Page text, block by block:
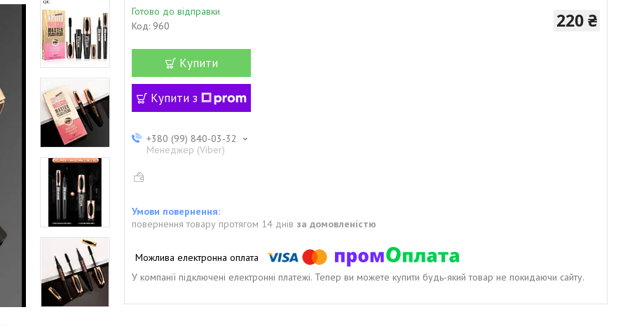
Готово до відправки
Код: 960 220 ₴
Купити
Купити з
+380 (99) 840-03-32
Менеджер (Viber)
повернення товару протягом 14 днів за домовленістю
У компанії підключені електронні платежі. Тепер ви можете купити будь-який товар не покидаючи сайту.